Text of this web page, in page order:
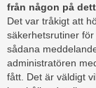
från någon på
Det var tråkigt att
säkerhetsrutiner
sådana
administratören
fått. Det är väldigt